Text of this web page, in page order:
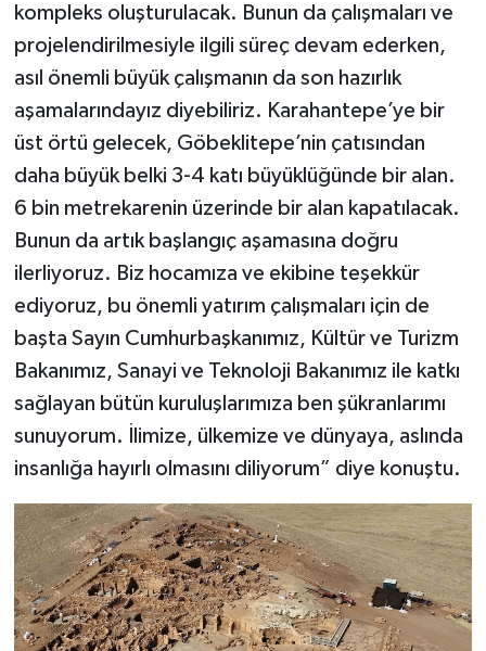
kompleks oluşturulacak. Bunun da çalışmaları ve
projelendirilmesiyle ilgili süreç devam ederken,
asıl önemli büyük çalışmanın da son hazırlık
aşamalarındayız diyebiliriz. Karahantepe’ye bir
üst örtü gelecek, Göbeklitepe’nin çatısından
daha büyük belki 3-4 katı büyüklüğünde bir alan.
6 bin metrekarenin üzerinde bir alan kapatılacak.
Bunun da artık başlangıç aşamasına doğru
ilerliyoruz. Biz hocamıza ve ekibine teşekkür
ediyoruz, bu önemli yatırım çalışmaları için de
başta Sayın Cumhurbaşkanımız, Kültür ve Turizm
Bakanımız, Sanayi ve Teknoloji Bakanımız ile katkı
sağlayan bütün kuruluşlarımıza ben şükranlarımı
sunuyorum. İlimize, ülkemize ve dünyaya, aslında
insanlığa hayırlı olmasını diliyorum” diye konuştu.